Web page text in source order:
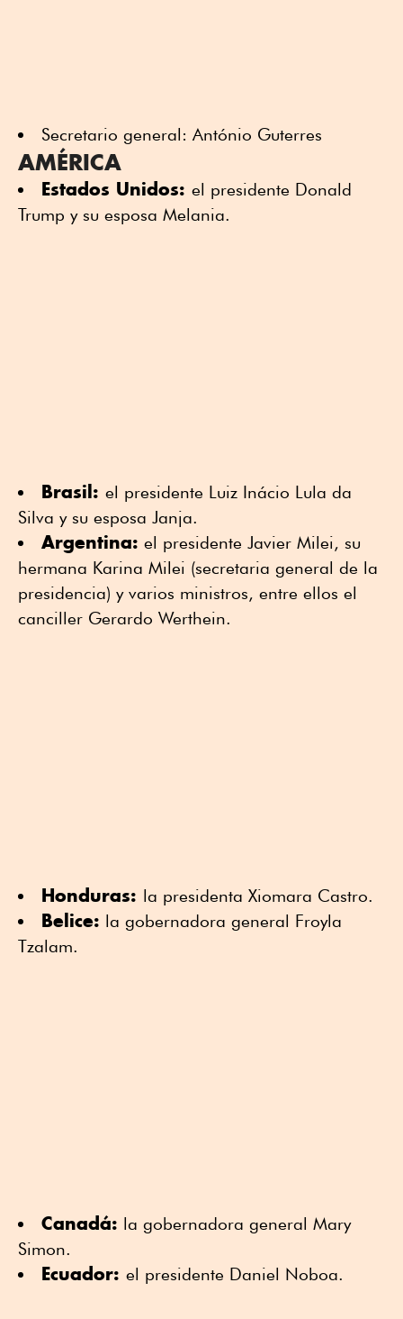
Secretario general: António Guterres
AMÉRICA
Estados Unidos: el presidente Donald
Trump y su esposa Melania.
Brasil: el presidente Luiz Inácio Lula da
Silva y su esposa Janja.
Argentina: el presidente Javier Milei, su
hermana Karina Milei (secretaria general de la
presidencia) y varios ministros, entre ellos el
canciller Gerardo Werthein.
Honduras: la presidenta Xiomara Castro.
Belice: la gobernadora general Froyla
Tzalam.
Canadá: la gobernadora general Mary
Simon.
Ecuador: el presidente Daniel Noboa.